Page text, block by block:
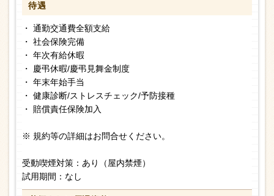
待遇
・ 通勤交通費全額支給
・ 社会保険完備
・ 年次有給休暇
・ 慶弔休暇/慶弔見舞金制度
・ 年末年始手当
・ 健康診断/ストレスチェック/予防接種
・ 賠償責任保険加入
※ 規約等の詳細はお問合せください。
受動喫煙対策：あり（屋内禁煙）
試用期間：なし